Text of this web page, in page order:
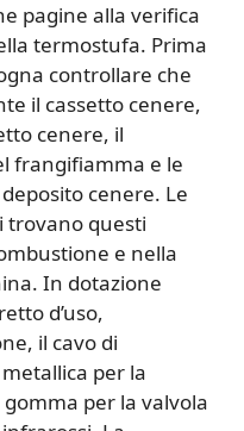
pagine alla verifica
termostufa. Prima
controllare che
il cassetto cenere,
cenere, il
frangifiamma e le
cenere. Le
trovano questi
e nella
In dotazione
d’uso,
il cavo di
per la
per la valvola